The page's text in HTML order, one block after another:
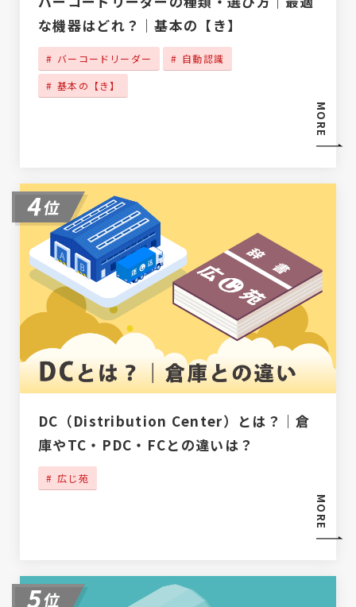
MORE
な機器はどれ？｜基本の【き】
バーコードリーダー
自動認識
基本の【き】
MORE
DC（Distribution Center）とは？｜倉
庫やTC・PDC・FCとの違いは？
広じ苑